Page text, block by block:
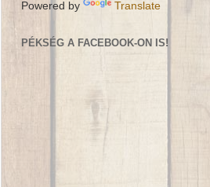
Powered by Translate
PÉKSÉG A FACEBOOK-ON IS!